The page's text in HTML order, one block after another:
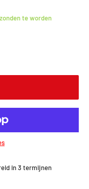
te worden
in 3 termijnen